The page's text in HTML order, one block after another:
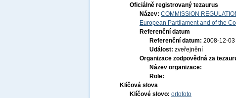
Oficiálně registrovaný tezaurus
Název: COMMISSION
European Partilament and of the
Referenční datum
Referenční datum: 2008-12-03
Událost: zveřejnění
Organizace zodpovědná za
Název organizace:
Role:
Klíčová slova
Klíčové slovo: ortofoto